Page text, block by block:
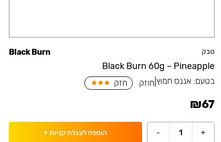
טבק
Black Burn 60g – Pineapple
Black Burn
בטעם: אננס חמוץ חוזק חזק
₪67
+
1
- הוספה לעגלת קניות +